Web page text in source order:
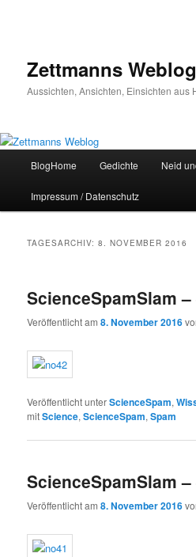
Zettmanns Weblog
Aussichten, Ansichten, Einsichten aus
BlogHome Gedichte Neid
Impressum / Datenschutz
TAGESARCHIV:8. NOVEMBER 2016
ScienceSpamSlam –
Veröffentlicht am8. November 2016
Veröffentlicht unterScienceSpam,
mitScience,ScienceSpam,Spam
ScienceSpamSlam –
Veröffentlicht am8. November 2016